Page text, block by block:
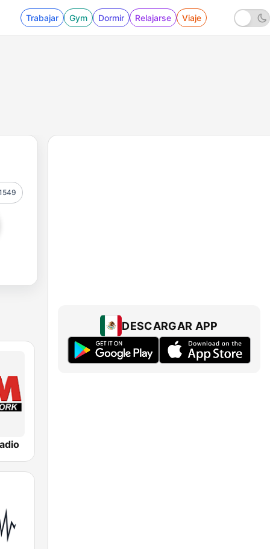
Trabajar Gym Dormir Relajarse Viaje
DESCARGAR APP